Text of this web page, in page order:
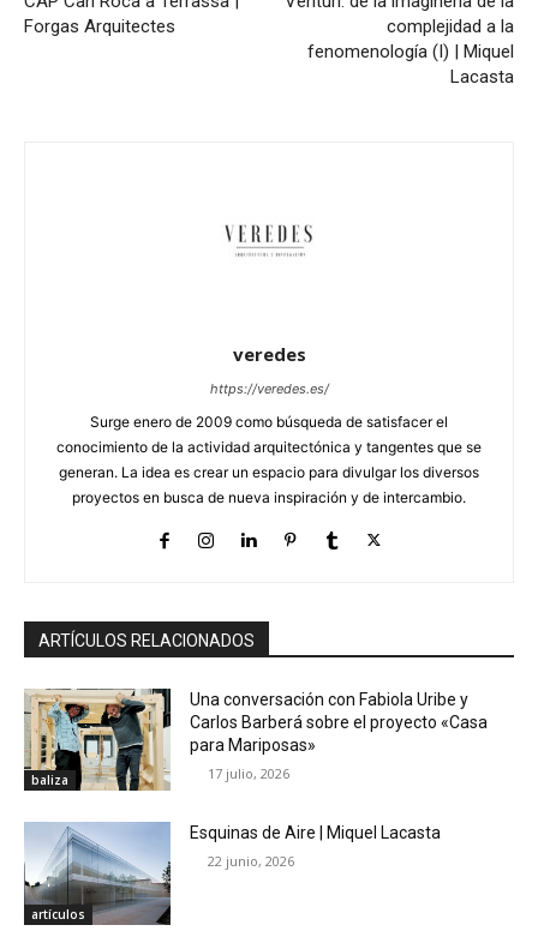
Forgas Arquitectes
complejidad a la
fenomenología (I) | Miquel
Lacasta
veredes
https://veredes.es/
Surge enero de 2009 como búsqueda de satisfacer el
conocimiento de la actividad arquitectónica y tangentes que se
generan. La idea es crear un espacio para divulgar los diversos
proyectos en busca de nueva inspiración y de intercambio.
ARTÍCULOS RELACIONADOS
baliza
Una conversación con Fabiola Uribe y
Carlos Barberá sobre el proyecto «Casa
para Mariposas»
17 julio, 2026
artículos
Esquinas de Aire | Miquel Lacasta
22 junio, 2026